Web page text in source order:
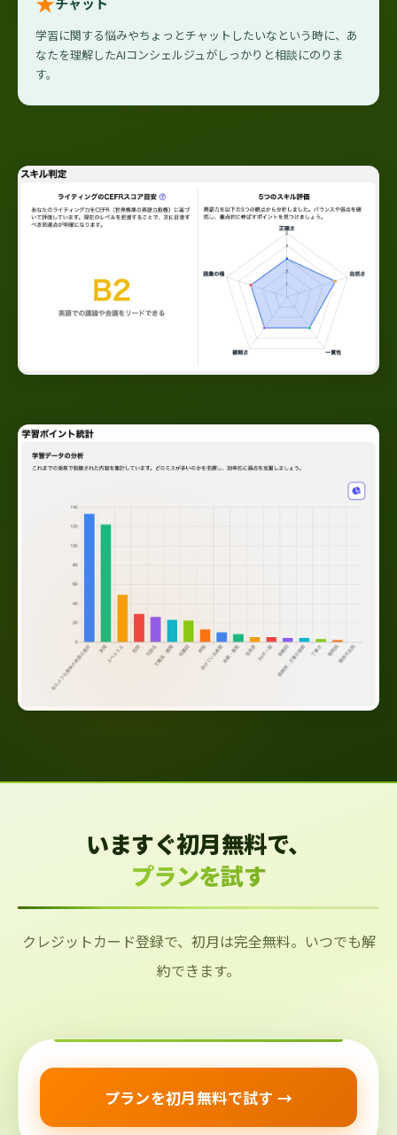
学習に関する悩みやちょっとチャットしたいなという時に、あ
なたを理解したAIコンシェルジュがしっかりと相談にのりま
す。
いますぐ初月無料で、
プランを試す
クレジットカード登録で、初月は完全無料。いつでも解
約できます。
プランを初月無料で試す →